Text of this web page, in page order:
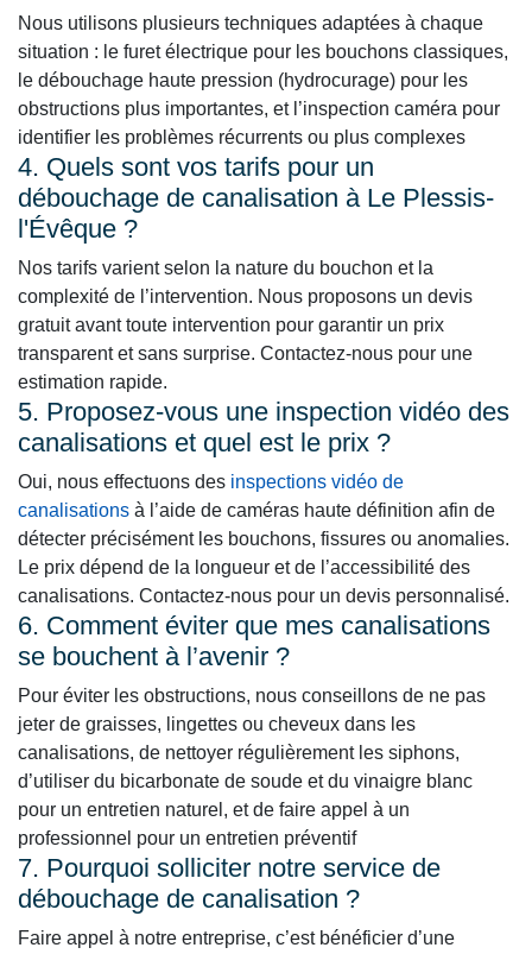
Nous utilisons plusieurs techniques adaptées à chaque
situation : le furet électrique pour les bouchons classiques,
le débouchage haute pression (hydrocurage) pour les
obstructions plus importantes, et l’inspection caméra pour
identifier les problèmes récurrents ou plus complexes
4. Quels sont vos tarifs pour un
débouchage de canalisation à Le Plessis-
l'Évêque ?
Nos tarifs varient selon la nature du bouchon et la
complexité de l’intervention. Nous proposons un devis
gratuit avant toute intervention pour garantir un prix
transparent et sans surprise. Contactez-nous pour une
estimation rapide.
5. Proposez-vous une inspection vidéo des
canalisations et quel est le prix ?
Oui, nous effectuons des inspections vidéo de
canalisations à l’aide de caméras haute définition afin de
détecter précisément les bouchons, fissures ou anomalies.
Le prix dépend de la longueur et de l’accessibilité des
canalisations. Contactez-nous pour un devis personnalisé.
6. Comment éviter que mes canalisations
se bouchent à l’avenir ?
Pour éviter les obstructions, nous conseillons de ne pas
jeter de graisses, lingettes ou cheveux dans les
canalisations, de nettoyer régulièrement les siphons,
d’utiliser du bicarbonate de soude et du vinaigre blanc
pour un entretien naturel, et de faire appel à un
professionnel pour un entretien préventif
7. Pourquoi solliciter notre service de
débouchage de canalisation ?
Faire appel à notre entreprise, c’est bénéficier d’une